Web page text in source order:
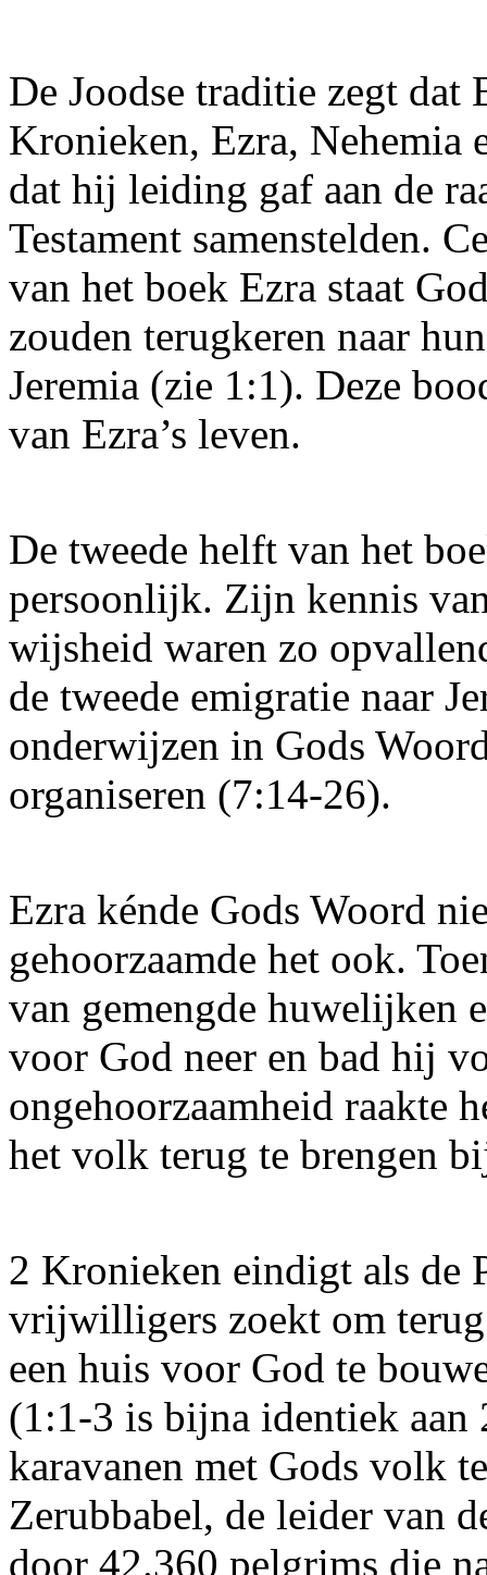
De Joodse traditie zegt dat
Kronieken, Ezra, Nehemia
dat hij leiding gaf aan de
Testament samenstelden.
van het boek Ezra staat
zouden terugkeren naar
Jeremia (zie 1:1). Deze
van Ezra’s leven.
De tweede helft van het
persoonlijk. Zijn kennis
wijsheid waren zo
de tweede emigratie naar
onderwijzen in Gods
organiseren (7:14-26).
Ezra kénde Gods Woord
gehoorzaamde het ook.
van gemengde huwelijken
voor God neer en bad hij
ongehoorzaamheid raakte
het volk terug te brengen
2 Kronieken eindigt als de
vrijwilligers zoekt om terug
een huis voor God te
(1:1-3 is bijna identiek
karavanen met Gods volk
Zerubbabel, de leider van
door 42.360 pelgrims die